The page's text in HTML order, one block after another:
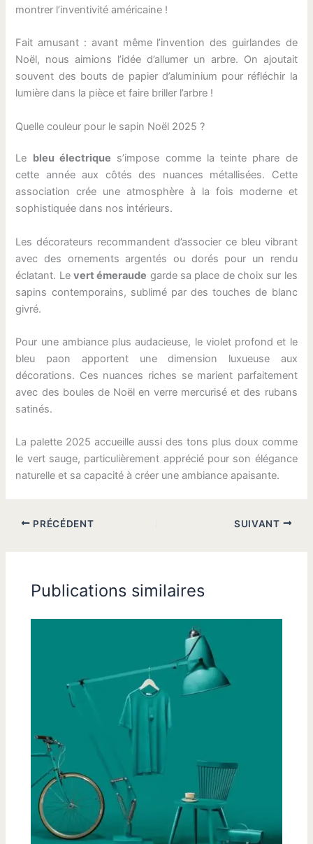
montrer l’inventivité américaine !
Fait amusant : avant même l’invention des guirlandes de
Noël, nous aimions l’idée d’allumer un arbre. On ajoutait
souvent des bouts de papier d’aluminium pour réfléchir la
lumière dans la pièce et faire briller l’arbre !
Quelle couleur pour le sapin Noël 2025 ?
Le bleu électrique s’impose comme la teinte phare de
cette année aux côtés des nuances métallisées. Cette
association crée une atmosphère à la fois moderne et
sophistiquée dans nos intérieurs.
Les décorateurs recommandent d’associer ce bleu vibrant
avec des ornements argentés ou dorés pour un rendu
éclatant. Levert émeraude garde sa place de choix sur les
sapins contemporains, sublimé par des touches de blanc
givré.
Pour une ambiance plus audacieuse, le violet profond et le
bleu paon apportent une dimension luxueuse aux
décorations. Ces nuances riches se marient parfaitement
avec des boules de Noël en verre mercurisé et des rubans
satinés.
La palette 2025 accueille aussi des tons plus doux comme
le vert sauge, particulièrement apprécié pour son élégance
naturelle et sa capacité à créer une ambiance apaisante.
PRÉCÉDENT SUIVANT
Publications similaires